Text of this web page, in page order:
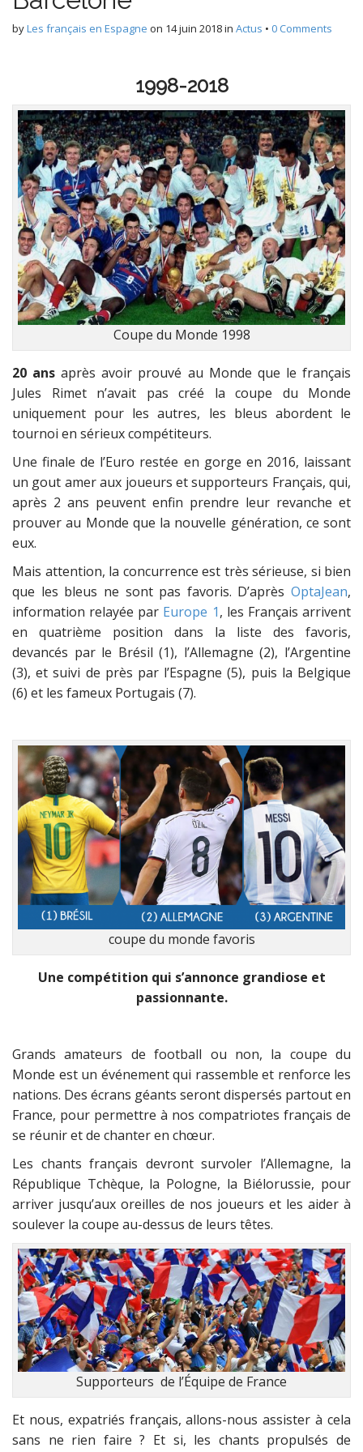
byLes français en Espagne on 14 juin 2018in Actus • 0 Comments
1998-2018
Coupe du Monde 1998
20 ans après avoir prouvé au Monde que le français
Jules Rimet n’avait pas créé la coupe du Monde
uniquement pour les autres, les bleus abordent le
tournoi en sérieux compétiteurs.
Une finale de l’Euro restée en gorge en 2016, laissant
un gout amer aux joueurs et supporteurs Français, qui,
après 2 ans peuvent enfin prendre leur revanche et
prouver au Monde que la nouvelle génération, ce sont
eux.
Mais attention, la concurrence est très sérieuse, si bien
que les bleus ne sont pas favoris. D’après OptaJean,
information relayée par Europe 1, les Français arrivent
en quatrième position dans la liste des favoris,
devancés par le Brésil (1), l’Allemagne (2), l’Argentine
(3), et suivi de près par l’Espagne (5), puis la Belgique
(6) et les fameux Portugais (7).
coupe du monde favoris
Une compétition qui s’annonce grandiose et
passionnante.
Grands amateurs de football ou non, la coupe du
Monde est un événement qui rassemble et renforce les
nations. Des écrans géants seront dispersés partout en
France, pour permettre à nos compatriotes français de
se réunir et de chanter en chœur.
Les chants français devront survoler l’Allemagne, la
République Tchèque, la Pologne, la Biélorussie, pour
arriver jusqu’aux oreilles de nos joueurs et les aider à
soulever la coupe au-dessus de leurs têtes.
Supporteurs de l’Équipe de France
Et nous, expatriés français, allons-nous assister à cela
sans ne rien faire ? Et si, les chants propulsés de